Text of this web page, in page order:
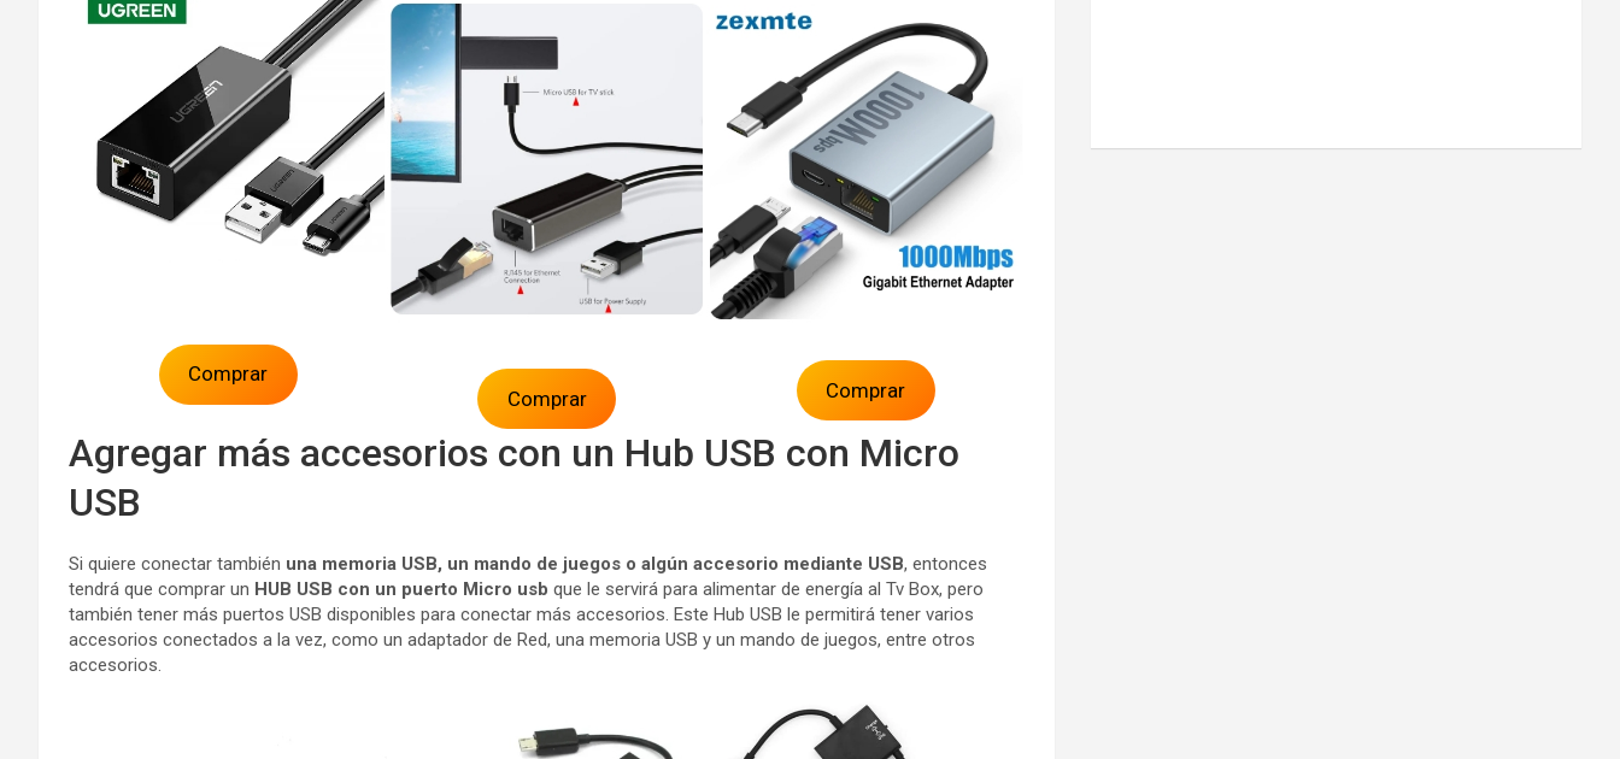
Comprar
Comprar
Comprar
Agregar más accesorios con un Hub USB con Micro
USB
Si quiere conectar también una memoria USB, un mando de juegos o algún accesorio mediante USB, entonces
tendrá que comprar un HUB USB con un puerto Micro usb que le servirá para alimentar de energía al Tv Box, pero
también tener más puertos USB disponibles para conectar más accesorios. Este Hub USB le permitirá tener varios
accesorios conectados a la vez, como un adaptador de Red, una memoria USB y un mando de juegos, entre otros
accesorios.